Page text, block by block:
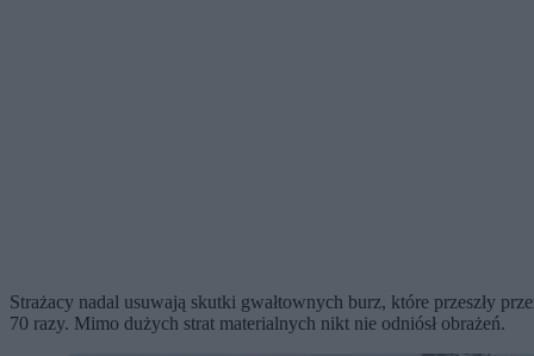
Strażacy nadal usuwają skutki gwałtownych burz, które przeszły
70 razy. Mimo dużych strat materialnych nikt nie odniósł obrażeń.